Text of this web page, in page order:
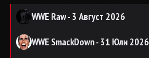
WWE Raw - 3 Август 2026
WWE SmackDown - 31 Юли 2026